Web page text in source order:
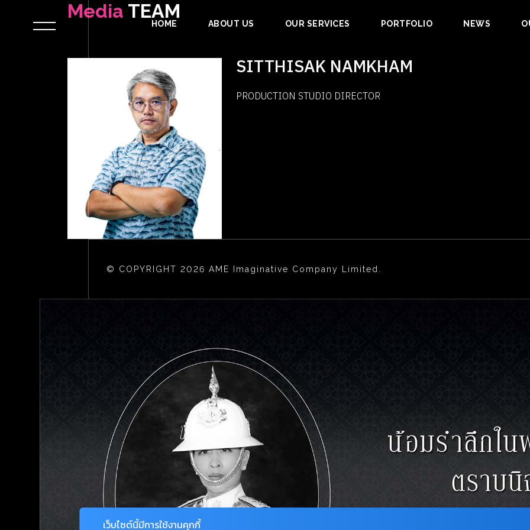
HOME ABOUT US OUR SERVICES PORTFOLIO NEWS
Media TEAM
SITTHISAK NAMKHAM
PRODUCTION STUDIO DIRECTOR
© COPYRIGHT 2026 AME Imaginative Company Limited.
เว็บไซต์นี้มีการใช้งานคุกกี้